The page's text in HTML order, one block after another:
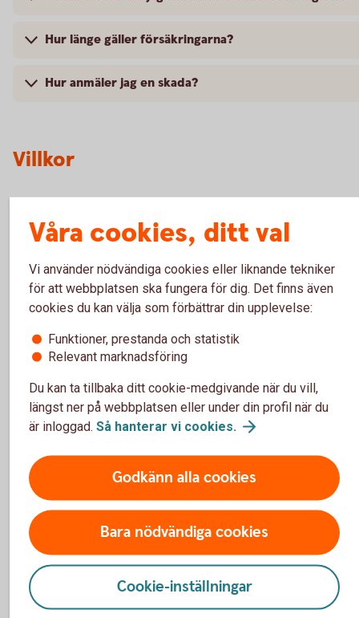
Hur länge gäller försäkringarna?
Hur anmäler jag en skada?
Villkor
Gruppliv – villkor från 2021-02-01 (pdf)
Gruppliv – villkor från 2017-04-01 (pdf)
Gruppliv – för- och efterköpsinfo 2021-02-01 (pdf)
Gruppliv – för- och efterköpsinfo 2017-04-01 (pdf)
Betalskydd – förköpsinfo 2025-10-01 (pdf)
Betalskydd – villkor 2025-10-01 (pdf)
Betalskydd – tidigare villkor från 2015-07-01 (pdf)
Betalskydd – tidigare villkor från 2011-01-01 (pdf)
Faktablad – Betalskydd Medlemslån (pdf)
Blanketter
Ångerblankett Betalskydd (pdf)
Våra cookies, ditt val
Vi använder nödvändiga cookies eller liknande tekniker
för att webbplatsen ska fungera för dig. Det finns även
cookies du kan välja som förbättrar din upplevelse:
Funktioner, prestanda och statistik
Relevant marknadsföring
Du kan ta tillbaka ditt cookie-medgivande när du vill,
längst ner på webbplatsen eller under din profil när du
är inloggad. Så hanterar vi cookies.
Godkänn alla cookies
Bara nödvändiga cookies
Cookie-inställningar